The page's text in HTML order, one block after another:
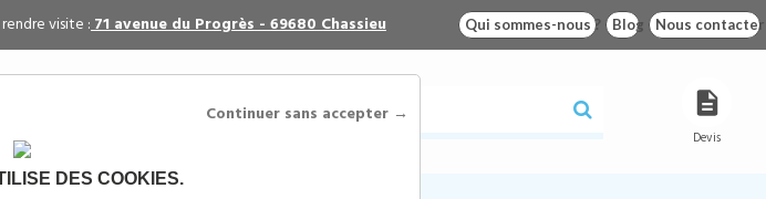
Continuer sans accepter →
DES COOKIES.
visite :71 avenue du Progrès - 69680 Chassieu Qui sommes-nous ? Blog Nous contacter
Devis